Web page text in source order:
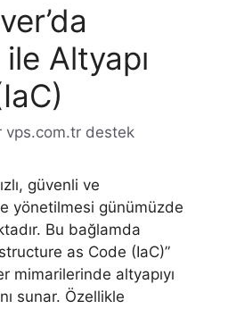
Altyapı
vps.com.tr destek
güvenli ve
yönetilmesi günümüzde
Bu bağlamda
as Code (IaC)”
mimarilerinde altyapıyı
sunar. Özellikle